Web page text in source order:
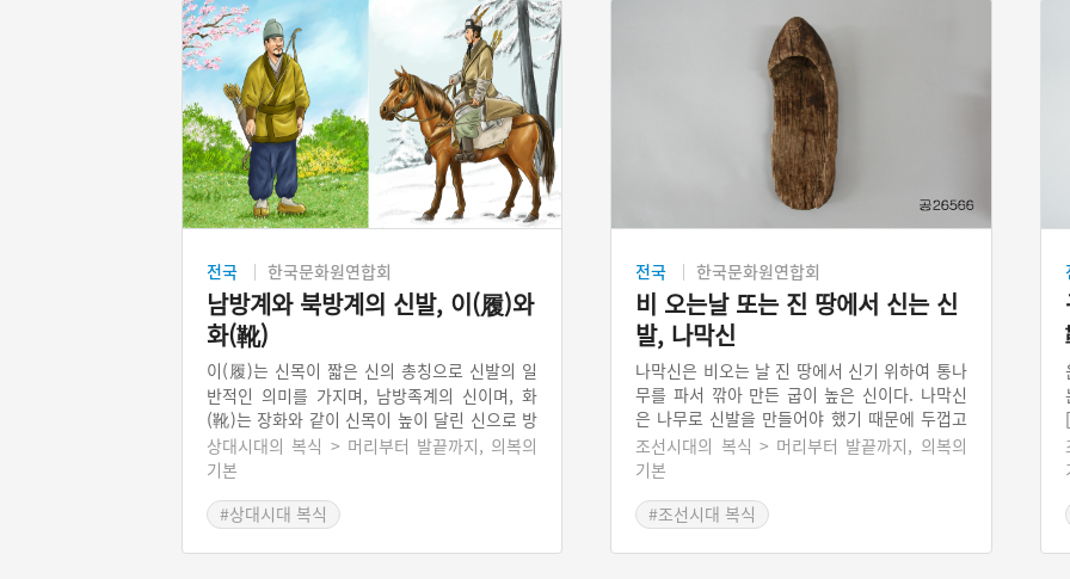
전국 한국문화원연합회
남방계와 북방계의 신발, 이(履)와
화(靴)
이(履)는 신목이 짧은 신의 총칭으로 신발의 일
반적인 의미를 가지며, 남방족계의 신이며, 화
(靴)는 장화와 같이 신목이 높이 달린 신으로 방
한, 방침에 적당하여 무풍적인 북방계의 신이다.
우리나라는 오래전부터 두 종류의 신을 혼용하
수 없으나 고유 복식이 북방호복 계통이므로 고
상대시대의 복식 > 머리부터 발끝까지, 의복의
기본
#상대시대 복식
전국 한국문화원연합회
비 오는날 또는 진 땅에서 신는 신
발, 나막신
나막신은 비오는 날 진 땅에서 신기 위하여 통나
무를 파서 깎아 만든 굽이 높은 신이다. 나막신
은 나무로 신발을 만들어야 했기 때문에 두껍고
큰 목재를 쓸 수밖에 없었다. 조선시대의 경우
은행나무·오동나무·피나무·소나무·오리나무처럼
었다. 목재의 겉이 마르지 않도록 기름을 칠하기
도 했다. 나막신은 신분상하 남녀노소를 막론하
고 모두 신었다. 굽이 높아 비에 젖어 질어진 땅
조선시대의 복식 > 머리부터 발끝까지, 의복의
기본
#조선시대 복식